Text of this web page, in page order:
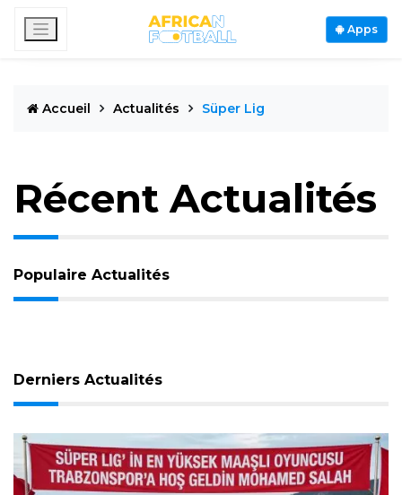
Apps
Accueil Actualités Süper Lig
Récent Actualités
Populaire Actualités
Derniers Actualités